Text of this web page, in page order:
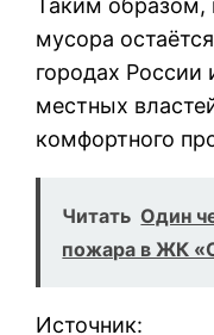
Таким
мусора
городах России
местных
комфортного
Читать Один
пожара в ЖК
Источник: